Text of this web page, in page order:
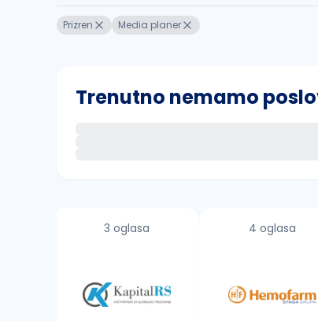
Prizren Media planer
Trenutno nemamo
proverite pravopisne greške
povećajte radijus za odabrani grad
3 oglasa 4 oglasa